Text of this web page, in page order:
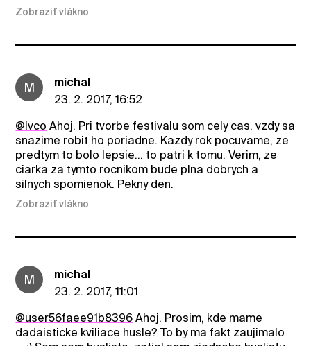
Zobraziť vlákno
M
michal
23. 2. 2017, 16:52
@Ivco Ahoj. Pri tvorbe festivalu som cely cas, vzdy sa
snazime robit ho poriadne. Kazdy rok pocuvame, ze
predtym to bolo lepsie... to patri k tomu. Verim, ze
ciarka za tymto rocnikom bude plna dobrych a
silnych spomienok. Pekny den.
Zobraziť vlákno
M
michal
23. 2. 2017, 11:01
@user56faee91b8396 Ahoj. Prosim, kde mame
dadaisticke kviliace husle? To by ma fakt zaujimalo